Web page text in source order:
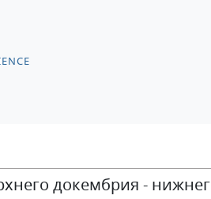
докембрия -